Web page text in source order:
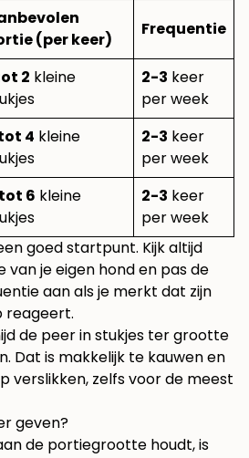
(per keer)
Frequentie
2 kleine
2-3 keer
per week
4 kleine
2-3 keer
per week
6 kleine
2-3 keer
per week
goed startpunt. Kijk altijd
je eigen hond en pas de
aan als je merkt dat zijn
reageert.
de peer in stukjes ter grootte
Dat is makkelijk te kauwen en
verslikken, zelfs voor de meest
geven?
de portiegrootte houdt, is